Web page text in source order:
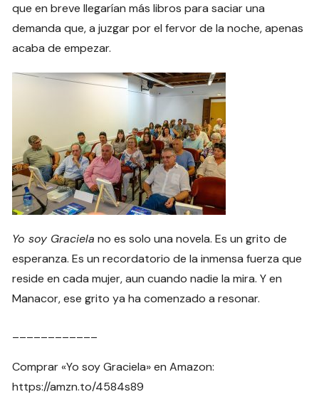
que en breve llegarían más libros para saciar una
demanda que, a juzgar por el fervor de la noche, apenas
acaba de empezar.
Yo soy Graciela no es solo una novela. Es un grito de
esperanza. Es un recordatorio de la inmensa fuerza que
reside en cada mujer, aun cuando nadie la mira. Y en
Manacor, ese grito ya ha comenzado a resonar.
Comprar «Yo soy Graciela» en Amazon:
https://amzn.to/4584s89